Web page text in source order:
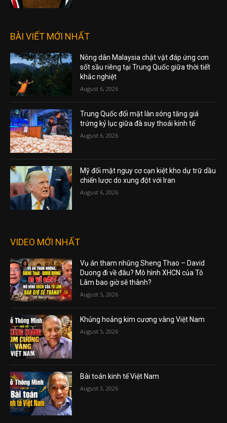
BÀI VIẾT MỚI NHẤT
Nông dân Malaysia chật vật đáp ứng cơn
sốt sầu riêng tại Trung Quốc giữa thời tiết
khắc nghiệt
August 6, 2026
Trung Quốc đối mặt làn sóng tăng giá
trứng kỷ lục giữa đà suy thoái kinh tế
August 6, 2026
Mỹ đối mặt nguy cơ cạn kiệt kho dự trữ dầu
chiến lược do xung đột với Iran
August 6, 2026
VIDEO MỚI NHẤT
Vụ án tham nhũng Sheng Thao – David
Duong đi về đâu? Mô hình XHCN của Tô
Lâm bao giờ sẽ thành?
August 5, 2026
Khủng hoảng kim cương vàng Việt Nam
August 5, 2026
Bài toán kinh tế Việt Nam
August 3, 2026